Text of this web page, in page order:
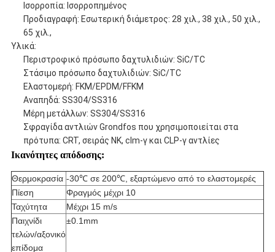
Ισορροπία: Ισορροπημένος
Προδιαγραφή: Εσωτερική διάμετρος: 28 χιλ., 38 χιλ., 50 χιλ.,
65 χιλ.,
Υλικά:
Περιστροφικό πρόσωπο δαχτυλιδιών: SiC/TC
Στάσιμο πρόσωπο δαχτυλιδιών: SiC/TC
Ελαστομερή: FKM/EPDM/FFKM
Αναπηδά: SS304/SS316
Μέρη μετάλλων: SS304/SS316
Σφραγίδα αντλιών Grondfos που χρησιμοποιείται στα
πρότυπα: CRT, σειράς NK, clm-γ και CLP-γ αντλίες
Ικανότητες απόδοσης:
Θερμοκρασία -30℃ σε 200℃, εξαρτώμενο από το ελαστομερές
Πίεση
Φραγμός μέχρι 10
Ταχύτητα
Μέχρι 15 m/s
Παιχνίδι
τελών/αξονικό
επίδομα
±0.1mm